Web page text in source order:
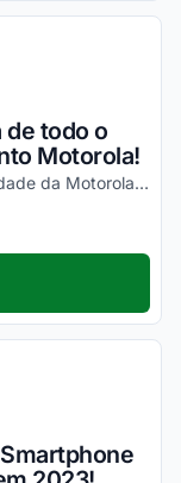
todo o
Motorola!
Já conhece o Moto Razr 40? Essa é novidade da Motorola, um celular impecável, com um desempenho incrível e que ainda dobra! Não perca a chance de garantir o seu e aproveite os desc...